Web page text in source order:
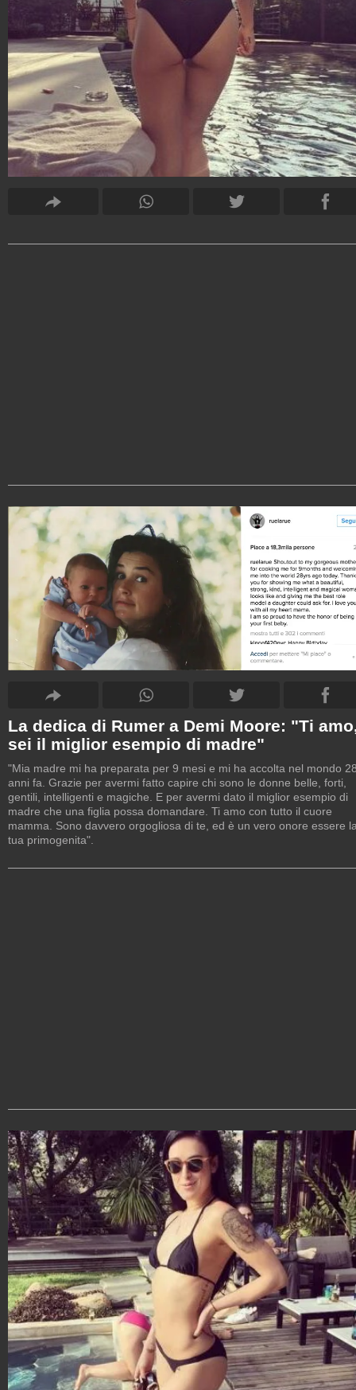
La dedica di Rumer a Demi Moore: "Ti
sei il miglior esempio di madre"
"Mia madre mi ha preparata per 9 mesi e mi ha accolta nel mondo
anni fa. Grazie per avermi fatto capire chi sono le donne belle, forti,
gentili, intelligenti e magiche. E per avermi dato il miglior esempio di
madre che una figlia possa domandare. Ti amo con tutto il cuore
mamma. Sono davvero orgogliosa di te, ed è un vero onore essere
tua primogenita".